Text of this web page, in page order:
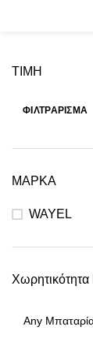
ΤΙΜΗ
ΦΙΛΤΡΆΡΙΣΜΑ
ΜΑΡΚΑ
WAYEL